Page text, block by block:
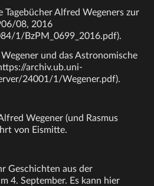
Tagebücher Alfred Wegeners zur
08, 2016
1/BzPM_0699_2016.pdf).
und das Astronomische
archiv.ub.uni-
24001/1/Wegener.pdf).
Wegener (und Rasmus
von Eismitte.
Geschichten aus der
4. September. Es kann hier